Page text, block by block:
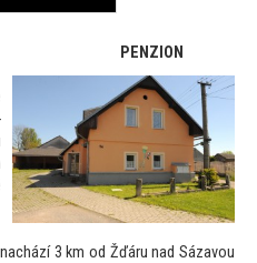
PENZION
3 km od Žďáru nad Sázavou